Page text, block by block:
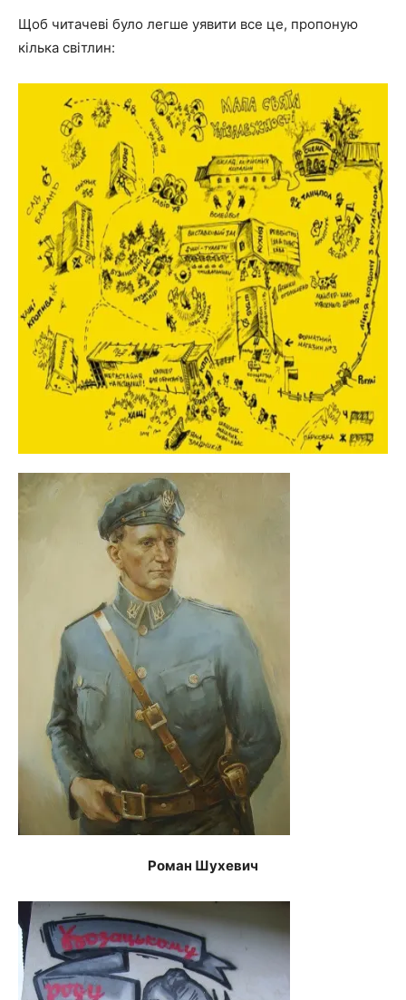
Щоб читачеві було легше уявити все це, пропоную
кілька світлин:
Роман Шухевич